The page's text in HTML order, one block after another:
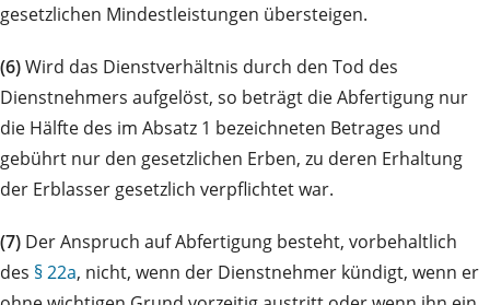
gesetzlichen Mindestleistungen übersteigen.
(6)Wird das Dienstverhältnis durch den Tod des
Dienstnehmers aufgelöst, so beträgt die Abfertigung nur
die Hälfte des im Absatz 1 bezeichneten Betrages und
gebührt nur den gesetzlichen Erben, zu deren Erhaltung
der Erblasser gesetzlich verpflichtet war.
(7) Der Anspruch auf Abfertigung besteht, vorbehaltlich
des § 22a, nicht, wenn der Dienstnehmer kündigt, wenn er